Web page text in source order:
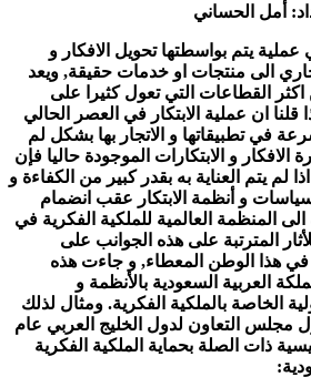
أمل الحساني
عملية يتم بواسطتها تحويل الافكار و
الى منتجات او خدمات حقيقة, ويعد
القطاعات التي تعول كثيرا على
اذا قلنا ان عملية الابتكار في العصر الحالي
في تطبيقاتها و الاتجار بها بشكل لم
و الابتكارات الموجودة حاليا فإن
لم يتم العناية به بقدر كبير من الكفاءة و
بسياسات و أنظمة الابتكار عقب انضمام
الى المنظمة العالمية للملكية الفكرية في
للأثار المترتبة على هذه الجوانب على
في هذا الوطن المعطاء, و جاءت هذه
العربية السعودية بالأنظمة و
الخاصة بالملكية الفكرية. ومثال لذلك
مجلس التعاون لدول الخليج العربي عام
ذات الصلة بحماية الملكية الفكرية